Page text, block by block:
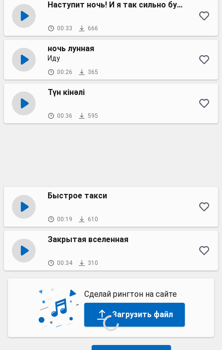
Наступит ночь! И я так сильно буду ждать тебя!
00:33 666
ночь лунная
Иду
00:26 365
Түн кінәлі
00:36 595
Быстрое такси
00:19 610
Закрытая вселенная
00:34 310
Сделай рингтон на сайте
Загрузить файл